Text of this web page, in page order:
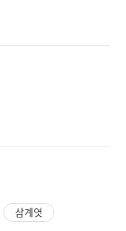
삼계엿